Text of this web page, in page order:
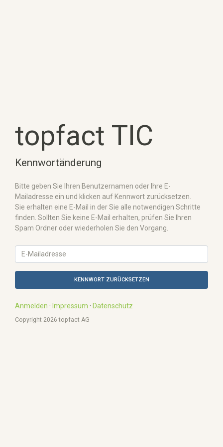
topfact TIC
Kennwortänderung
Bitte geben Sie Ihren Benutzernamen oder Ihre E-
Mailadresse ein und klicken auf Kennwort zurücksetzen.
Sie erhalten eine E-Mail in der Sie alle notwendigen Schritte
finden. Sollten Sie keine E-Mail erhalten, prüfen Sie Ihren
Spam Ordner oder wiederholen Sie den Vorgang.
KENNWORT ZURÜCKSETZEN
Anmelden · Impressum · Datenschutz
Copyright 2026 topfact AG